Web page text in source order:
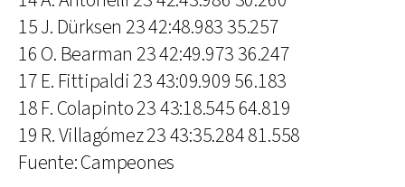
15 J. Dürksen 23 42:48.983 35.257
16 O. Bearman 23 42:49.973 36.247
17 E. Fittipaldi 23 43:09.909 56.183
18 F. Colapinto 23 43:18.545 64.819
19 R. Villagómez 23 43:35.284 81.558
Fuente: Campeones